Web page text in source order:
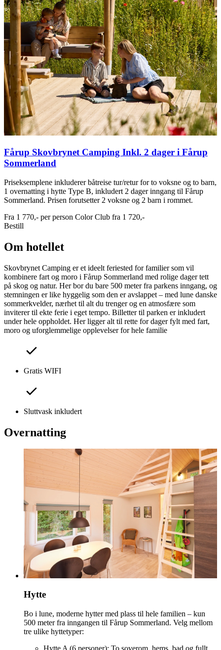
Fårup Skovbrynet Camping Inkl. 2 dager i Fårup
Sommerland
Priseksemplene inkluderer båtreise tur/retur for to voksne og to barn,
1 overnatting i hytte Type B, inkludert 2 dager inngang til Fårup
Sommerland. Prisen forutsetter 2 voksne og 2 barn i rommet.
Fra 1 770,- per person Color Club fra 1 720,-
Bestill
Om hotellet
Skovbrynet Camping er et ideelt feriested for familier som vil
kombinere fart og moro i Fårup Sommerland med rolige dager tett
på skog og natur. Her bor du bare 500 meter fra parkens inngang, og
stemningen er like hyggelig som den er avslappet – med lune danske
sommerkvelder, nærhet til alt du trenger og en atmosfære som
inviterer til ekte ferie i eget tempo. Billetter til parken er inkludert
under hele oppholdet. Her ligger alt til rette for dager fylt med fart,
moro og uforglemmelige opplevelser for hele familie
Gratis WIFI
Sluttvask inkludert
Overnatting
Hytte
Bo i lune, moderne hytter med plass til hele familien – kun
500 meter fra inngangen til Fårup Sommerland. Velg mellom
tre ulike hyttetyper:
Hytte A (6 personer): To soverom, hems, bad og fullt